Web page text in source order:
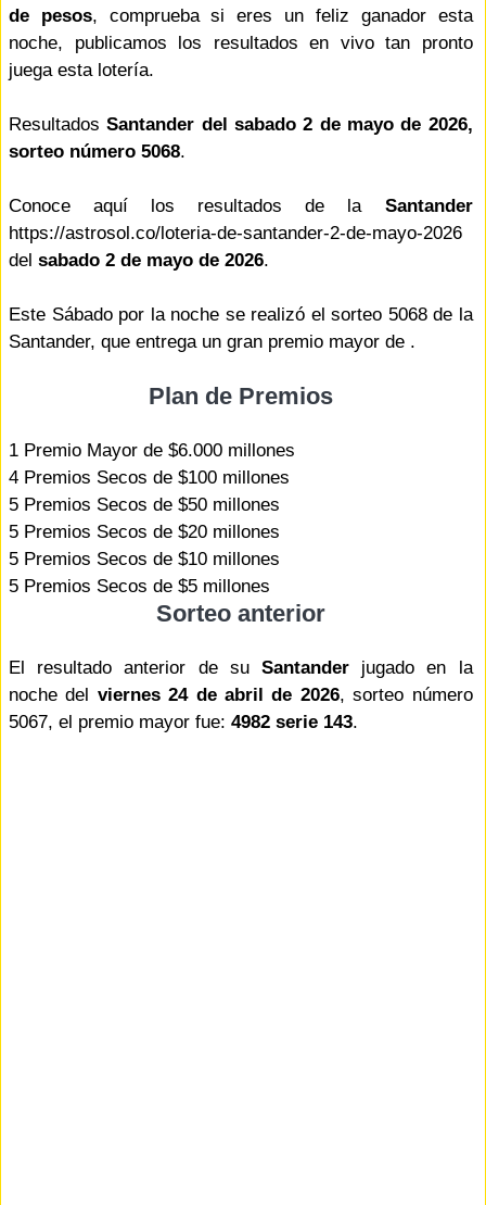
de pesos, comprueba si eres un feliz ganador esta
noche, publicamos los resultados en vivo tan pronto
juega esta lotería.
ResultadosSantander del sabado 2 de mayo de 2026,
sorteo número 5068.
Conoce aquí los resultados de la Santander
https://astrosol.co/loteria-de-santander-2-de-mayo-2026
del sabado 2 de mayo de 2026.
Este Sábado por la noche se realizó el sorteo 5068 de la
Santander, que entrega un gran premio mayor de .
Plan de Premios
1 Premio Mayor de $6.000 millones
4 Premios Secos de $100 millones
5 Premios Secos de $50 millones
5 Premios Secos de $20 millones
5 Premios Secos de $10 millones
5 Premios Secos de $5 millones
Sorteo anterior
El resultado anterior de su Santander jugado en la
noche del viernes 24 de abril de 2026, sorteo número
5067, el premio mayor fue: 4982 serie 143.